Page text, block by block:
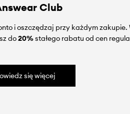
Club
i oszczędzaj przy każdym zakupie.
do20%stałego rabatu od cen
się więcej